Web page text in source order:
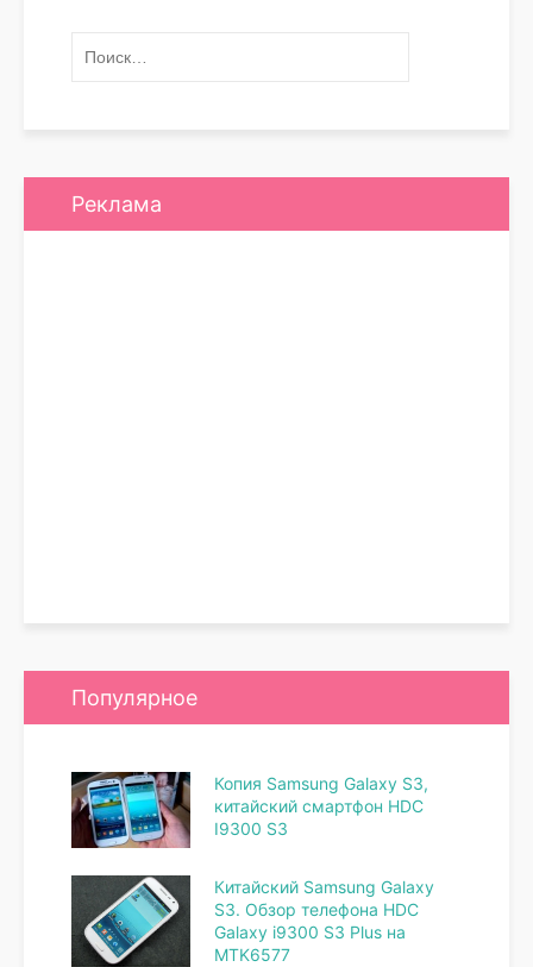
Реклама
Популярное
Копия Samsung Galaxy S3,
китайский смартфон HDC
I9300 S3
Китайский Samsung Galaxy
S3. Обзор телефона HDC
Galaxy i9300 S3 Plus на
MTK6577